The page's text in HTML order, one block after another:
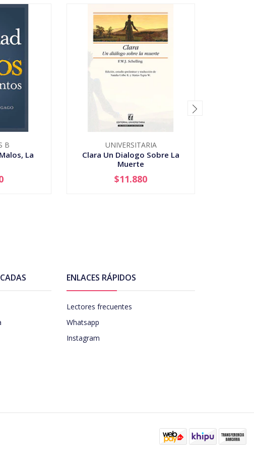
B
La
UNIVERSITARIA
Clara Un Dialogo Sobre La
Muerte
+
$11.880
ENLACES RÁPIDOS
Lectores frecuentes
Whatsapp
Instagram